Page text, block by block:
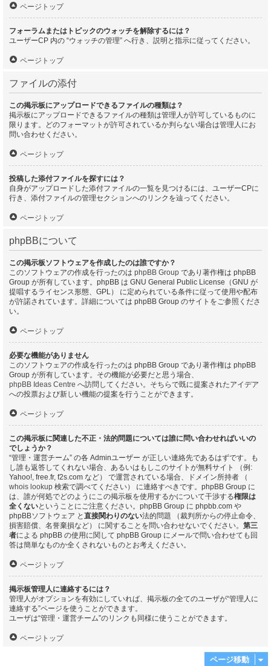
ページトップ
フォーラムまたはトピックのウォッチを解除するには？
ユーザーCP 内の “ウォッチの管理” へ行き、説明と指示に従ってください。
ページトップ
ファイルの添付
この掲示板にアップロードできるファイルの種類は？
掲示板にアップロードできるファイルの種類は管理人が許可しているものに
限ります。どのフォーマットが許可されているか判らない場合は管理人にお
問い合わせください。
ページトップ
投稿した添付ファイルを探すには？
自身がアップロードした添付ファイルの一覧を見つけるには、ユーザーCPに
行き、添付ファイルの管理セクションへのリンクを辿ってください。
ページトップ
phpBBについて
この掲示板ソフトウェアを作成したのは誰ですか？
このソフトウェアの作成を行ったのは phpBB Group であり著作権は phpBB
Group が所有しています。phpBB は GNU General Public License（GNU が
提唱するライセンス形態、GPL） に定められている条件に従って使用や配布
が許諾されています。詳細については phpBB Group のサイトをご参照くださ
い。
ページトップ
必要な機能がありません
このソフトウェアの作成を行ったのは phpBB Group であり著作権は phpBB
Group が所有しています。その機能が必要だと思う場合、
phpBB Ideas Centre へ訪問してください。そちらで既に提案されたアイデア
への投票および新しい機能の提案を行うことができます。
ページトップ
この掲示板に関連した不正・法的問題については誰に問い合わせればいいの
でしょうか？
“管理・運営チーム” の各 Adminユーザー が正しい連絡先であるはずです。も
し誰も返答してくれない場合、あるいはもしこのサイトが無料サイト （例:
Yahoo!, free.fr, f2s.com など） で運営されている場合、ドメイン所持者 （
whois lookup 検索で調べてください） に連絡すべきです。phpBB Group に
は、誰が何処でどのようにこの掲示板を使用するかについて干渉する権限は
全くないということにご注意ください。phpBB Group に phpbb.com や
phpBBソフトウェア と 直接関わりのない法的問題 （裁判所からの停止命令、
損害賠償、名誉棄損など） に関することを問い合わせないでください。 第三
者による phpBB の使用に関して phpBB Group にメールで問い合わせても回
答は簡単なものか全くされないものとお考えください。
ページトップ
掲示板管理人に連絡するには？
管理人がオプションを有効にしていれば、掲示板の全てのユーザが“管理人に
連絡する”ページを使うことができます。
ユーザは“管理・運営チーム”のリンクも同様に使うことができます。
ページトップ
ページ移動